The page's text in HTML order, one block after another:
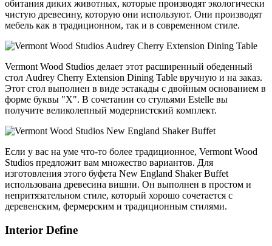
обитания диких животных, которые производят экологически
чистую древесину, которую они используют. Они производят
мебель как в традиционном, так и в современном стиле.
Vermont Wood Studios делает этот расширенный обеденный
стол Audrey Cherry Extension Dining Table вручную и на заказ.
Этот стол выполнен в виде эстакады с двойным основанием в
форме буквы "X". В сочетании со стульями Estelle вы
получите великолепный модернистский комплект.
Если у вас на уме что-то более традиционное, Vermont Wood
Studios предложит вам множество вариантов. Для
изготовления этого буфета New England Shaker Buffet
использована древесина вишни. Он выполнен в простом и
непритязательном стиле, который хорошо сочетается с
деревенским, фермерским и традиционным стилями.
Interior Define